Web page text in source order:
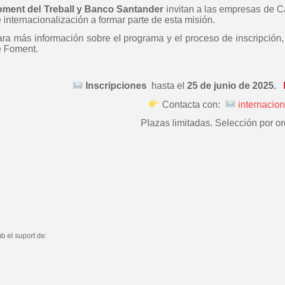
del Treball y Banco Santander invitan a las empresas de
internacionalización a formar parte de esta misión.
más información sobre el programa y el proceso de
Foment.
Inscripciones hasta el25 de junio de 2025.
Contacta con:
Plazas limitadas. Selección por
el suport de: